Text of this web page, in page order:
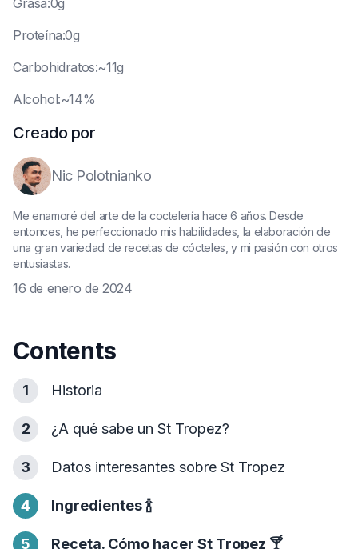
Grasa:0g
Proteína:0g
Carbohidratos:~11g
Alcohol:~14%
Creado por
Nic Polotnianko
Me enamoré del arte de la coctelería hace 6 años. Desde
entonces, he perfeccionado mis habilidades, la elaboración de
una gran variedad de recetas de cócteles, y mi pasión con otros
entusiastas.
16 de enero de 2024
Contents
1 Historia
2 ¿A qué sabe un St Tropez?
3 Datos interesantes sobre St Tropez
4 Ingredientes🍾
5 Receta. Cómo hacer St Tropez 🍸